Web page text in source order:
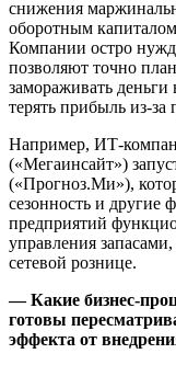
снижения
оборотным
Компании остро
позволяют точно
замораживать
терять прибыль из-за
Например, ИТ-
(«Мегаинсайт»)
(«Прогноз.Ми»),
сезонность и другие
предприятий
управления
сетевой рознице.
— Какие бизнес-
готовы
эффекта от